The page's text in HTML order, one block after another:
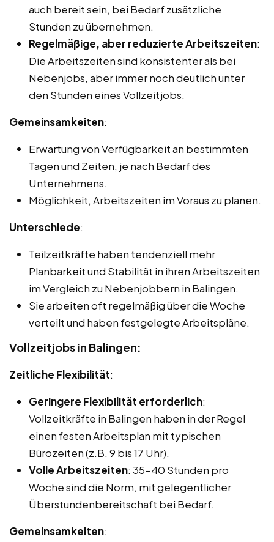
auch bereit sein, bei Bedarf zusätzliche
Stunden zu übernehmen.
Regelmäßige, aber reduzierte Arbeitszeiten:
Die Arbeitszeiten sind konsistenter als bei
Nebenjobs, aber immer noch deutlich unter
den Stunden eines Vollzeitjobs.
Gemeinsamkeiten:
Erwartung von Verfügbarkeit an bestimmten
Tagen und Zeiten, je nach Bedarf des
Unternehmens.
Möglichkeit, Arbeitszeiten im Voraus zu planen.
Unterschiede:
Teilzeitkräfte haben tendenziell mehr
Planbarkeit und Stabilität in ihren Arbeitszeiten
im Vergleich zu Nebenjobbern in Balingen.
Sie arbeiten oft regelmäßig über die Woche
verteilt und haben festgelegte Arbeitspläne.
Vollzeitjobs in Balingen:
Zeitliche Flexibilität:
Geringere Flexibilität erforderlich:
Vollzeitkräfte in Balingen haben in der Regel
einen festen Arbeitsplan mit typischen
Bürozeiten (z.B. 9 bis 17 Uhr).
Volle Arbeitszeiten: 35-40 Stunden pro
Woche sind die Norm, mit gelegentlicher
Überstundenbereitschaft bei Bedarf.
Gemeinsamkeiten: